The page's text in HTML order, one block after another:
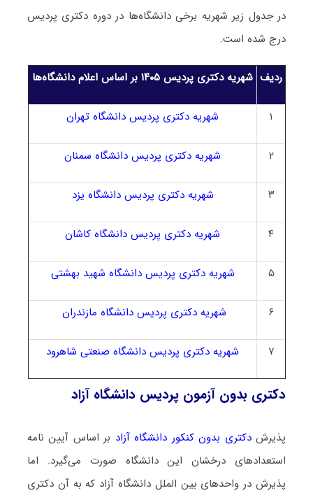
در جدول زیر شهریه برخی دانشگاه‌ها در دوره دکتری پردیس
درج شده است.
ردیف شهریه دکتری پردیس ۱۴۰۵ بر اساس اعلام دانشگاه‌ها
۱ شهریه دکتری پردیس دانشگاه تهران
۲ شهریه دکتری پردیس دانشگاه سمنان
۳ شهریه دکتری پردیس دانشگاه یزد
۴ شهریه دکتری پردیس دانشگاه کاشان
۵ شهریه دکتری پردیس دانشگاه شهید بهشتی
۶ شهریه دکتری پردیس دانشگاه مازندران
۷ شهریه دکتری پردیس دانشگاه صنعتی شاهرود
دکتری بدون آزمون پردیس دانشگاه آزاد
پذیرشدکتری بدون کنکور دانشگاه آزاد بر اساس آیین نامه
استعدادهای درخشان این دانشگاه صورت می‌گیرد. اما
پذیرش در واحدهای بین الملل دانشگاه آزاد که به آن دکتری